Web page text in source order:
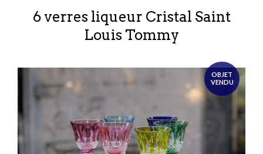
6 verres liqueur Cristal Saint
Louis Tommy
OBJET
VENDU